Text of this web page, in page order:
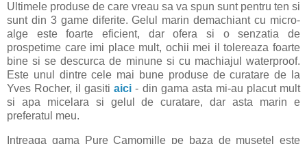
Ultimele produse de care vreau sa va spun sunt pentru ten si
sunt din 3 game diferite. Gelul marin demachiant cu micro-
alge este foarte eficient, dar ofera si o senzatia de
prospetime care imi place mult, ochii mei il tolereaza foarte
bine si se descurca de minune si cu machiajul waterproof.
Este unul dintre cele mai bune produse de curatare de la
Yves Rocher, il gasitiaici - din gama asta mi-au placut mult
si apa micelara si gelul de curatare, dar asta marin e
preferatul meu.
Intreaga gama Pure Camomille pe baza de musetel este